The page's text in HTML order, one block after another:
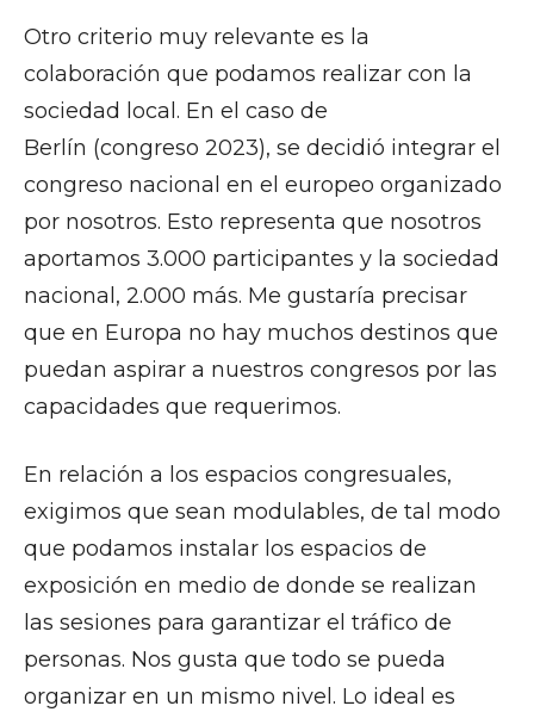
Otro criterio muy relevante es la
colaboración que podamos realizar con la
sociedad local. En el caso de
Berlín (congreso 2023), se decidió integrar el
congreso nacional en el europeo organizado
por nosotros. Esto representa que nosotros
aportamos 3.000 participantes y la sociedad
nacional, 2.000 más. Me gustaría precisar
que en Europa no hay muchos destinos que
puedan aspirar a nuestros congresos por las
capacidades que requerimos.
En relación a los espacios congresuales,
exigimos que sean modulables, de tal modo
que podamos instalar los espacios de
exposición en medio de donde se realizan
las sesiones para garantizar el tráfico de
personas. Nos gusta que todo se pueda
organizar en un mismo nivel. Lo ideal es